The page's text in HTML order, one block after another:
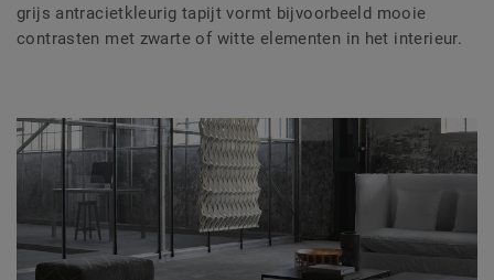
grijs antracietkleurig tapijt vormt bijvoorbeeld mooie
contrasten met zwarte of witte elementen in het interieur.